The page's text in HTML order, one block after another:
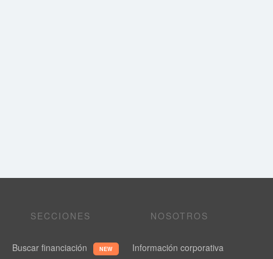
SECCIONES
Buscar financiación NEW
NOSOTROS
Información corporativa